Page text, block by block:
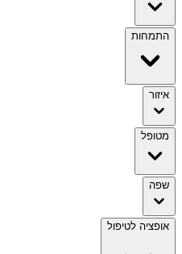
התמחות
איזור
מטופל
שפה
אופציה לטיפול